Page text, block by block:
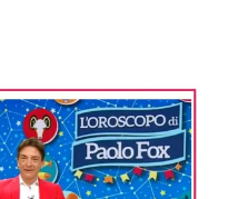
dal mondo